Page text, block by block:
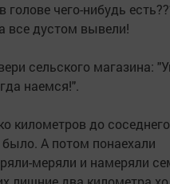
голове чего-нибудь
все дустом вывели!
сельского магазина:
наемся!".
километров до
А потом понаехали
меряли и намеряли